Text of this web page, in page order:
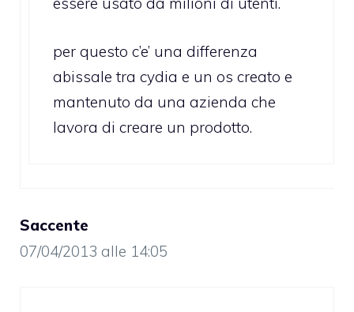
per questo c’e’ una differenza
abissale tra cydia e un os creato e
mantenuto da una azienda che
lavora di creare un prodotto.
Saccente
07/04/2013 alle 14:05